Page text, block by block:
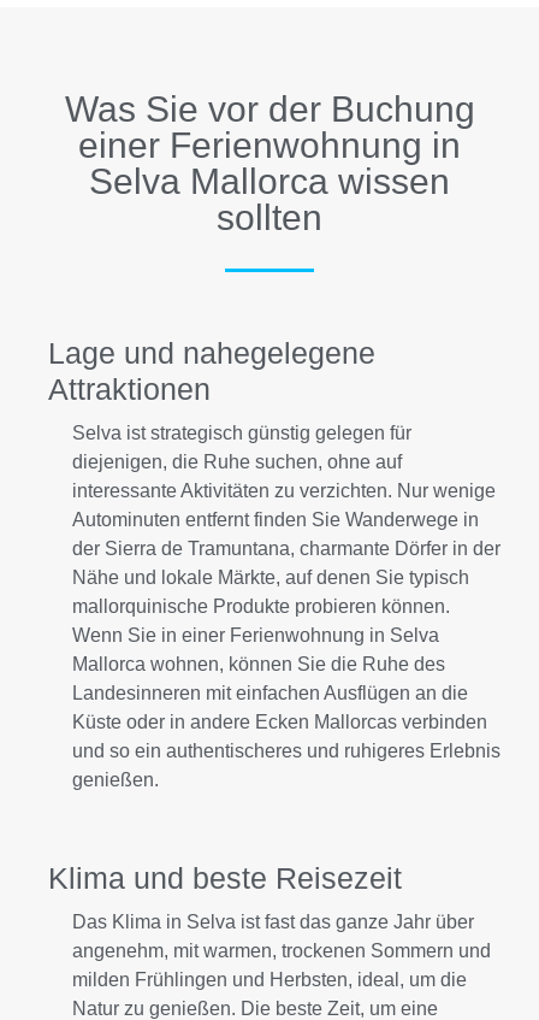
Was Sie vor der Buchung
einer Ferienwohnung in
Selva Mallorca wissen
sollten
Lage und nahegelegene
Attraktionen
Selva ist strategisch günstig gelegen für
diejenigen, die Ruhe suchen, ohne auf
interessante Aktivitäten zu verzichten. Nur wenige
Autominuten entfernt finden Sie Wanderwege in
der Sierra de Tramuntana, charmante Dörfer in der
Nähe und lokale Märkte, auf denen Sie typisch
mallorquinische Produkte probieren können.
Wenn Sie in einer Ferienwohnung in Selva
Mallorca wohnen, können Sie die Ruhe des
Landesinneren mit einfachen Ausflügen an die
Küste oder in andere Ecken Mallorcas verbinden
und so ein authentischeres und ruhigeres Erlebnis
genießen.
Klima und beste Reisezeit
Das Klima in Selva ist fast das ganze Jahr über
angenehm, mit warmen, trockenen Sommern und
milden Frühlingen und Herbsten, ideal, um die
Natur zu genießen. Die beste Zeit, um eine